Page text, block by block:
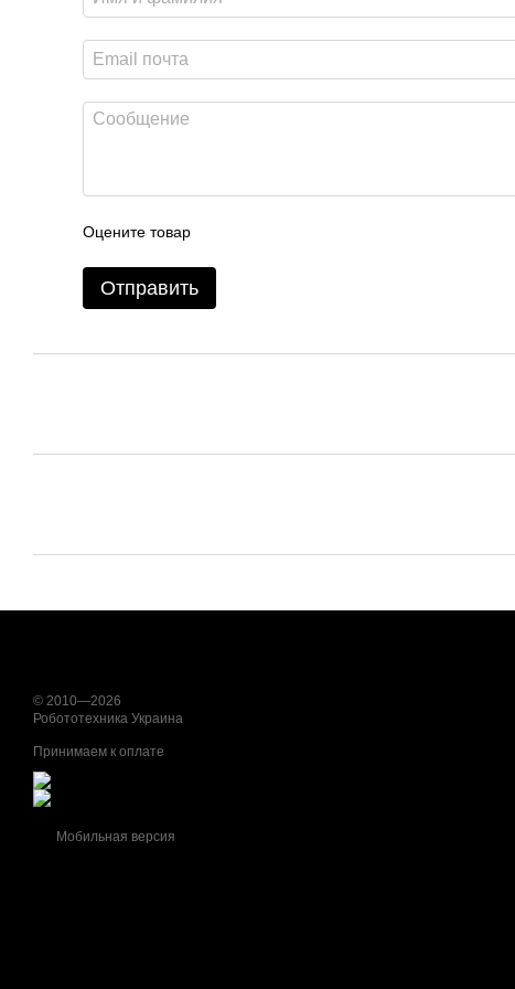
Оцените товар
Отправить
© 2010—2026
Робототехника Украина
Принимаем к оплате
Мобильная версия